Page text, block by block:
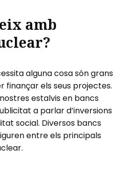
amb
alguna cosa són grans
finançar els seus projectes.
estalvis en bancs
a parlar d’inversions
social. Diversos bancs
entre els principals